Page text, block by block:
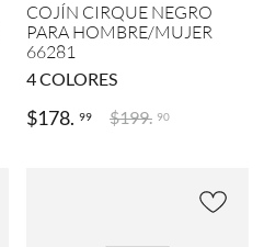
COJÍN CIRQUE NEGRO
PARA HOMBRE/MUJER
66281
4COLORES
$178. 99 $199. 90